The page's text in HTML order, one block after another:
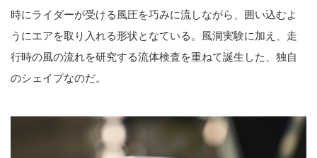
時にライダーが受ける風圧を巧みに流しながら、囲い込むよ
うにエアを取り入れる形状となている。風洞実験に加え、走
行時の風の流れを研究する流体検査を重ねて誕生した、独自
のシェイプなのだ。